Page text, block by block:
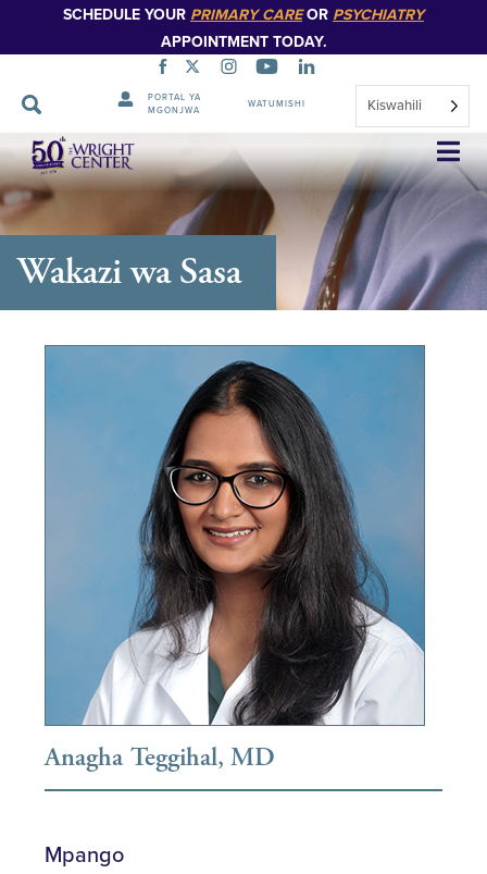
SCHEDULE YOUR PRIMARY CAREOR PSYCHIATRY
APPOINTMENT TODAY.
PORTAL YA
MGONJWA
WATUMISHI Kiswahili
Ruka
Urambazaji
Wakazi wa Sasa
Anagha Teggihal, MD
Mpango